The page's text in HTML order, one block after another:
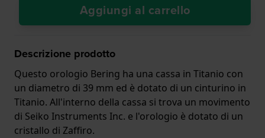
Aggiungi al carrello
Descrizione prodotto
Questo orologio Bering ha una cassa in Titanio con
un diametro di 39 mm ed è dotato di un cinturino in
Titanio. All'interno della cassa si trova un movimento
di Seiko Instruments Inc. e l'orologio è dotato di un
cristallo di Zaffiro.